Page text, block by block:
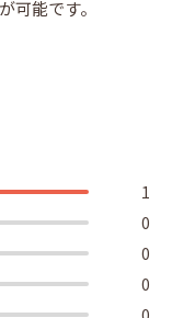
可能です。
1
0
0
0